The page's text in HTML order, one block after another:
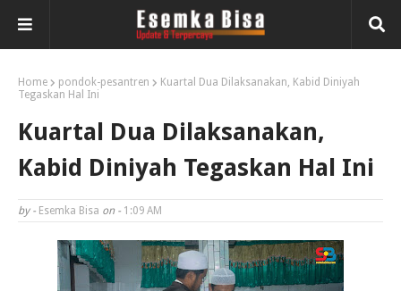
Home pondok-pesantren
Kuartal Dua Dilaksanakan, Kabid Diniyah
Tegaskan Hal Ini
Kuartal Dua Dilaksanakan,
Kabid Diniyah Tegaskan Hal Ini
by - Esemka Bisa on - 1:09 AM